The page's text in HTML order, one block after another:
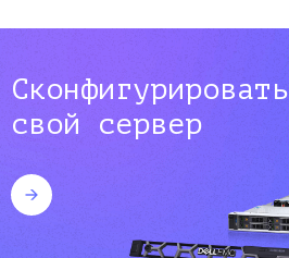
Сконфигурировать
свой сервер